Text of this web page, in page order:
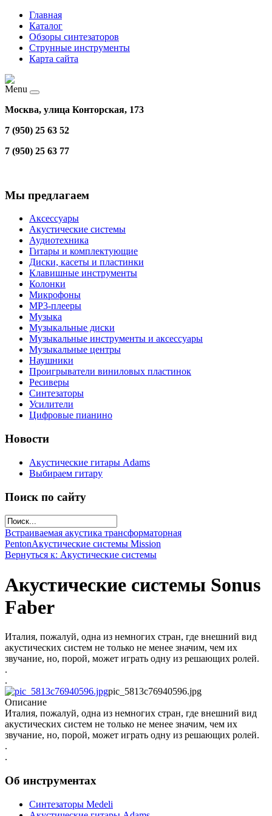
Главная
Каталог
Обзоры синтезаторов
Струнные инструменты
Карта сайта
Menu
Москва, улица Конторская, 173
7 (950) 25 63 52
7 (950) 25 63 77
Мы предлагаем
Аксессуары
Акустические системы
Аудиотехника
Гитары и комплектующие
Диски, касеты и пластинки
Клавишные инструменты
Колонки
Микрофоны
МР3-плееры
Музыка
Музыкальные диски
Музыкальные инструменты и аксессуары
Музыкальные центры
Наушники
Проигрыватели виниловых пластинок
Ресиверы
Синтезаторы
Усилители
Цифровые пианино
Новости
Акустические гитары Adams
Выбираем гитару
Поиск по сайту
Встраиваемая акустика трансформаторная
PentonАкустические системы Mission
Вернуться к: Акустические системы
Акустические системы Sonus
Faber
Италия, пожалуй, одна из немногих стран, где внешний вид
акустических систем не только не менее значим, чем их
звучание, но, порой, может играть одну из решающих ролей.
.
.
pic_5813c76940596.jpg
Описание
Италия, пожалуй, одна из немногих стран, где внешний вид
акустических систем не только не менее значим, чем их
звучание, но, порой, может играть одну из решающих ролей.
.
.
Об инструментах
Синтезаторы Мedeli